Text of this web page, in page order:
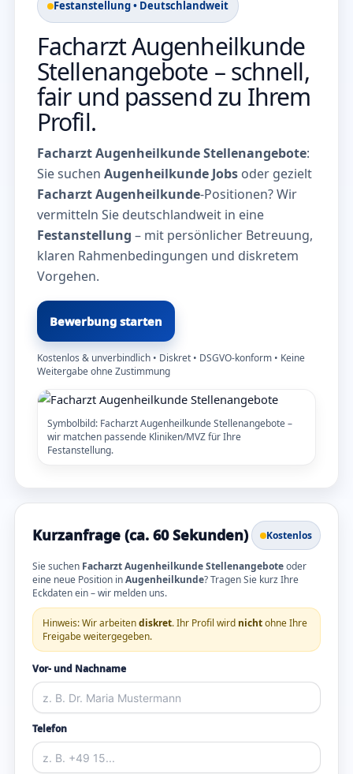
Festanstellung • Deutschlandweit
Facharzt Augenheilkunde
Stellenangebote – schnell,
fair und passend zu Ihrem
Profil.
Facharzt Augenheilkunde Stellenangebote:
Sie suchen Augenheilkunde Jobs oder gezielt
Facharzt Augenheilkunde-Positionen? Wir
vermitteln Sie deutschlandweit in eine
Festanstellung – mit persönlicher Betreuung,
klaren Rahmenbedingungen und diskretem
Vorgehen.
Bewerbung starten
Kostenlos & unverbindlich • Diskret • DSGVO-konform • Keine
Weitergabe ohne Zustimmung
Symbolbild: Facharzt Augenheilkunde Stellenangebote –
wir matchen passende Kliniken/MVZ für Ihre
Festanstellung.
Kurzanfrage (ca. 60 Sekunden) Kostenlos
Sie suchen Facharzt Augenheilkunde Stellenangeboteoder
eine neue Position inAugenheilkunde? Tragen Sie kurz Ihre
Eckdaten ein – wir melden uns.
Hinweis: Wir arbeitendiskret. Ihr Profil wird nichtohne Ihre
Freigabe weitergegeben.
Vor- und Nachname
Telefon